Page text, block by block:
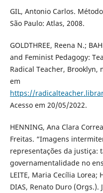
GIL, Antonio Carlos.
São Paulo: Atlas, 2008.
GOLDTHREE, Reena N.;
and Feminist Pedagogy:
Radical Teacher, Brooklyn,
em
https://
Acesso em 20/05/2022.
HENNING, Ana Clara
Freitas. “Imagens
representações da justiça:
governamentalidade no
LEITE, Maria Cecília Lorea;
DIAS, Renato Duro